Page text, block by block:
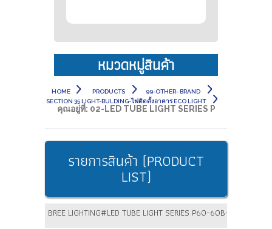
หมวดหมู่สินค้า
HOME PRODUCTS
99-OTHER- BRAND
SECTION 35 LIGHT-BULDING-ไฟติดตั้งอาคาร ECO LIGHT
คุณอยู่ที่: 02-LED TUBE LIGHT SERIES P
รายการสินค้า (PRODUCT
LIST)
BREE LIGHTING#LED TUBE LIGHT SERIES P60-60B-10W